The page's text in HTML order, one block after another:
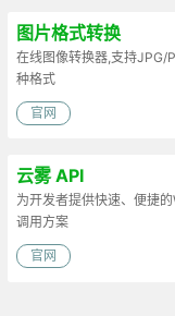
图片格式转换
在线图像转换器,支持JPG/
种格式
官网
云雾 API
为开发者提供快速、便捷的
调用方案
官网